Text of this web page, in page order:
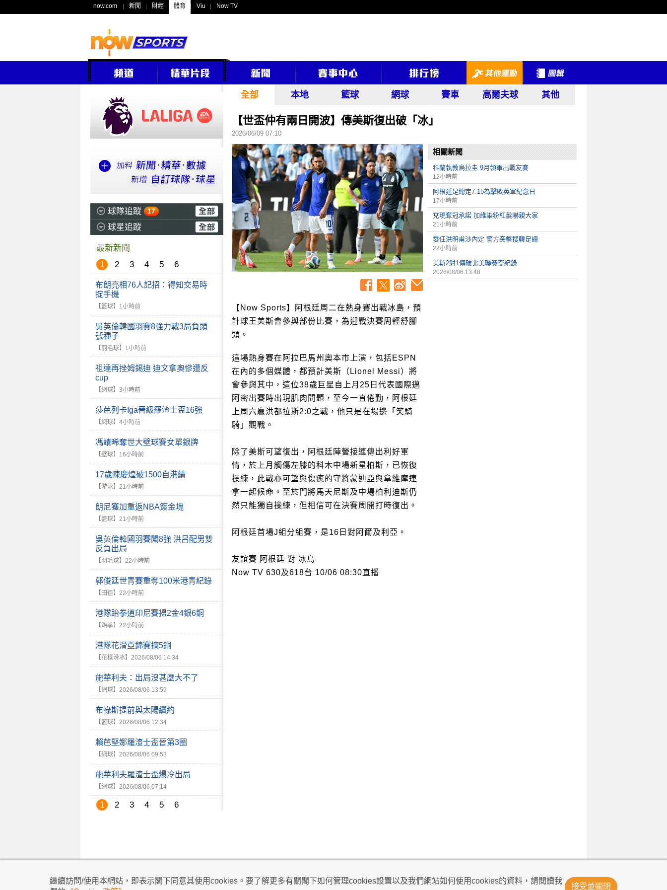
now.com 新聞 財經 體育 Viu Now TV
球隊追蹤 17
球星追蹤
最新新聞
1
2 3 4 5 6
布朗亮相76人記招：得知交易時
掟手機
【籃球】 1小時前
吳英倫韓國羽賽8強力戰3局負頭
號種子
【羽毛球】 1小時前
祖達再挫姆錫迪 迪文拿奧慘遭反
cup
【網球】 3小時前
莎芭列卡Iga晉級羅渣士盃16強
【網球】 4小時前
馮靖晞奪世大壁球賽女單銀牌
【壁球】 16小時前
17歲陳慶煌破1500自港績
【游泳】 21小時前
朗尼獲加重返NBA簽金塊
【籃球】 21小時前
吳英倫韓國羽賽闖8強 洪呂配男雙
反負出局
【羽毛球】 22小時前
郭俊廷世青賽重奪100米港青紀錄
【田徑】 22小時前
港隊跆拳道印尼賽掃2金4銀6銅
【跆拳】 22小時前
港隊花滑亞錦賽摘5銅
【花樣滑冰】 2026/08/06 14:34
施華利夫：出局沒甚麼大不了
【網球】 2026/08/06 13:59
布祿斯提前與太陽續約
【籃球】 2026/08/06 12:34
賴芭堅娜羅渣士盃晉第3圈
【網球】 2026/08/06 09:53
施華利夫羅渣士盃爆冷出局
【網球】 2026/08/06 07:14
1 2 3 4 5 6
全部 本地 籃球 網球 賽車 高爾夫球 其他
【世盃仲有兩日開波】傳美斯復出破「冰」
2026/06/09 07:10
【Now Sports】阿根廷周二在熱身賽出戰冰島，預
計球王美斯會參與部份比賽，為迎戰決賽周輕舒腳
頭。
這場熱身賽在阿拉巴馬州奧本市上演，包括ESPN
在內的多個媒體，都預計美斯（Lionel Messi）將
會參與其中，這位38歲巨星自上月25日代表國際邁
阿密出賽時出現肌肉問題，至今一直倦勤，阿根廷
上周六贏洪都拉斯2:0之戰，他只是在場邊「笑騎
騎」觀戰。
除了美斯可望復出，阿根廷陣營接連傳出利好軍
情，於上月觸傷左膝的科木中場新星柏斯，已恢復
操練，此戰亦可望與傷癒的守將蒙迪亞與拿維摩連
拿一起候命。至於門將馬天尼斯及中場柏利迪斯仍
然只能獨自操練，但相信可在決賽周開打時復出。
阿根廷首場J組分組賽，是16日對阿爾及利亞。
友誼賽 阿根廷 對 冰島
Now TV 630及618台 10/06 08:30直播
相關新聞
科蘭執教烏拉圭 9月領軍出戰友賽
12小時前
阿根廷足總定7.15為擊敗英軍紀念日
17小時前
兌現奪冠承諾 加維染粉紅髮嚇親大家
21小時前
委任洪明甫涉內定 警方突擊搜韓足總
22小時前
美斯2射1傳破北美聯賽盃紀錄
2026/08/06 13:48
繼續訪問/使用本網站，即表示閣下同意其使用cookies。要了解更多有關閣下如何管理cookies設置以及我們網站如何使用cookies的資料，請閱讀我
接受並關閉
私隱政策 | 使用條款 免責及著作權聲明 © Now TV Limited 2011-2026 著作權所有